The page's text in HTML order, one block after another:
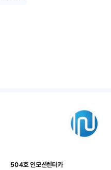
서울 성동구 광나루로6길 49	504호 인모션렌터카